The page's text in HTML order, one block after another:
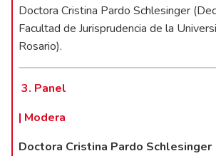
Doctora Cristina Pardo Schlesinger
Facultad de Jurisprudencia de la
Rosario).
3. Panel
| Modera
Doctora Cristina Pardo Schlesinger